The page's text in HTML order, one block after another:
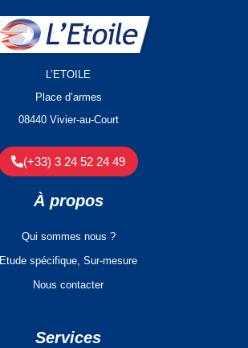
L’ETOILE
Place d’armes
08440 Vivier-au-Court
(+33) 3 24 52 24 49
À propos
Qui sommes nous ?
Etude spécifique, Sur-mesure
Nous contacter
Services